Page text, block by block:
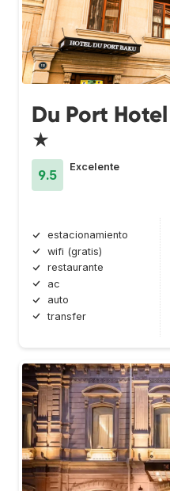
Du Port Hotel
★
9.5
Excelente
estacionamiento
wifi (gratis)
restaurante
ac
auto
transfer